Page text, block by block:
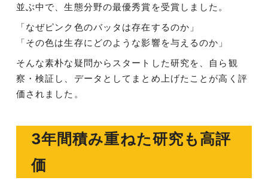
並ぶ中で、生態分野の最優秀賞を受賞しました。
「なぜピンク色のバッタは存在するのか」
「その色は生存にどのような影響を与えるのか」
そんな素朴な疑問からスタートした研究を、自ら観
察・検証し、データとしてまとめ上げたことが高く評
価されました。
3年間積み重ねた研究も高評
価